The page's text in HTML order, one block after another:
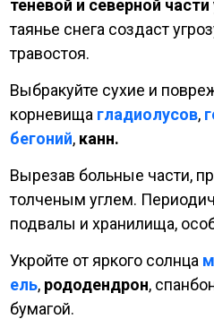
теневой и северной части
таянье снега создаст
травостоя.
Выбракуйте сухие и
корневища гладиолусов,
бегоний, канн.
Вырезав больные части,
толченым углем.
подвалы и хранилища,
Укройте от яркого солнца
ель, рододендрон,
бумагой.